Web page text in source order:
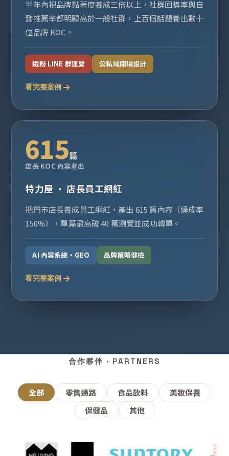
半年內把品牌黏著度養成三倍以上，社群回購率與自
發推薦率都明顯高於一般社群，上百個話題養出數十
位品牌 KOC。
鐵粉 LINE 群運營 公私域閉環設計
看完整案例
615篇
店長 KOC 內容產出
特力屋 · 店長員工網紅
把門市店長養成員工網紅，產出 615 篇內容（達成率
150%），單篇最高破 40 萬瀏覽並成功轉單。
AI 內容系統・GEO 品牌策略健檢
看完整案例
合作夥伴 · PARTNERS
全部 零售通路 食品飲料
美妝保養
保健品
其他